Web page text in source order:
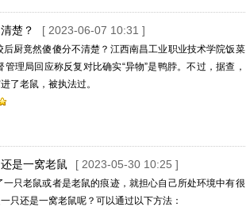
楚？ [ 2023-06-07 10:31 ]
厨竟然傻傻分不清楚？江西南昌工业职业技术学院饭菜
理局回应称反复对比确实“异物”是鸭脖。不过，据查，
了老鼠，被执法过。
是一窝老鼠 [ 2023-05-30 10:25 ]
只老鼠或者是老鼠的痕迹，就担心自己所处环境中有很
只还是一窝老鼠呢？可以通过以下方法：